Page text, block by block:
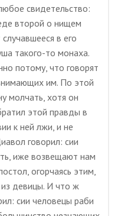
свидетельство:
второй о нищем
в его
такого-то монаха.
потому, что говорят
им. По этой
молчать, хотя он
этой правды в
к ней лжи, и не
говорил: сии
иже возвещают нам
огорчаясь этим,
девицы. И что ж
сии человецы раби